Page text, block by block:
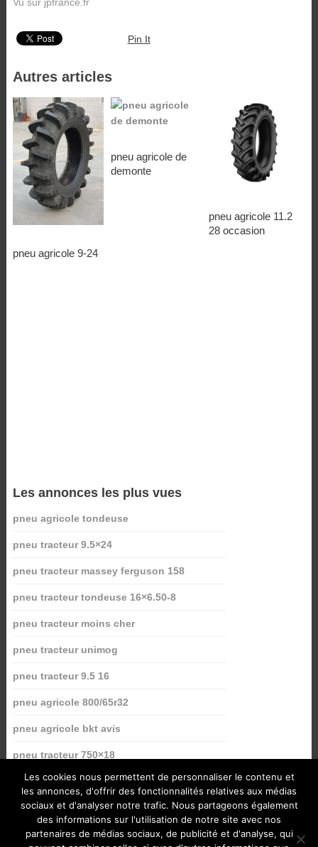
Vu sur jpfrance.fr
Pin It
Autres articles
pneu agricole 9-24
pneu agricole de
demonte
pneu agricole 11.2
28 occasion
Les annonces les plus vues
pneu agricole tondeuse
pneu tracteur 9.5×24
pneu tracteur massey ferguson 158
pneu tracteur tondeuse 16×6.50-8
pneu tracteur moins cher
pneu tracteur unimog
pneu tracteur 9.5 16
pneu agricole 800/65r32
pneu agricole bkt avis
pneu tracteur 750×18
Les cookies nous permettent de personnaliser le contenu et
les annonces, d'offrir des fonctionnalités relatives aux médias
sociaux et d'analyser notre trafic. Nous partageons également
des informations sur l'utilisation de notre site avec nos
partenaires de médias sociaux, de publicité et d'analyse, qui